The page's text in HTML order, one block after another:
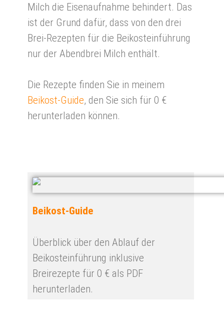
Milch die Eisenaufnahme behindert. Das
ist der Grund dafür, dass von den drei
Brei-Rezepten für die Beikosteinführung
nur der Abendbrei Milch enthält.
Die Rezepte finden Sie in meinem
Beikost-Guide, den Sie sich für 0 €
herunterladen können.
Beikost-Guide
Überblick über den Ablauf der
Beikosteinführung inklusive
Breirezepte für 0 € als PDF
herunterladen.